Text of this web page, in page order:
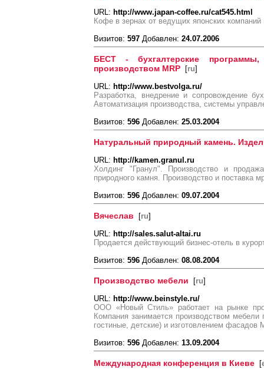
URL: http://www.japan-coffee.ru/cat545.html
Кофе в зернах от ведущих японских
Визитов: 597 Добавлен: 24.07.2006
БЕСТ - бухгалтерские
производством MRP [ru]
URL: http://www.bestvolga.ru/
Разработка, внедрение и сопровождение
Автоматизация производства, системы
Визитов: 596 Добавлен: 25.03.2004
Натуральный природный камень.
URL: http://kamen.granul.ru
Холдинг "Гранул". Производство и
природного камня. Производство и поставка
Визитов: 596 Добавлен: 09.07.2004
Вячеслав [ru]
URL: http://sales.salut-altai.ru
Продается действующий бизнес-отель в
Визитов: 596 Добавлен: 08.08.2004
Производство мебели [ru]
URL: http://www.beinstyle.ru/
ООО «Новый Стиль» работает на рынке
Компания занимается производством
гостиные, детские) и изготовлением
Визитов: 596 Добавлен: 13.09.2004
Международная конференция в Киеве [